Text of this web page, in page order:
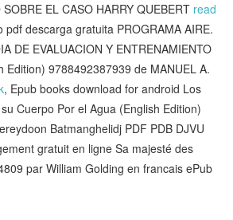
EL CASO HARRY QUEBERT read
pdf descarga gratuita PROGRAMA AIRE.
DE EVALUACION Y ENTRENAMIENTO
Edition) 9788492387939 de MANUEL A.
, Epub books download for android Los
Cuerpo Por el Agua (English Edition)
Batmanghelidj PDF PDB DJVU
gratuit en ligne Sa majesté des
par William Golding en francais ePub